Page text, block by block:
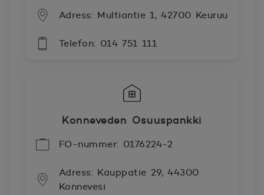
Adress: Multiantie 1, 42700 Keuruu
Telefon: 014 751 111
Konneveden Osuuspankki
FO-nummer: 0176224-2
Adress: Kauppatie 29, 44300
Konnevesi